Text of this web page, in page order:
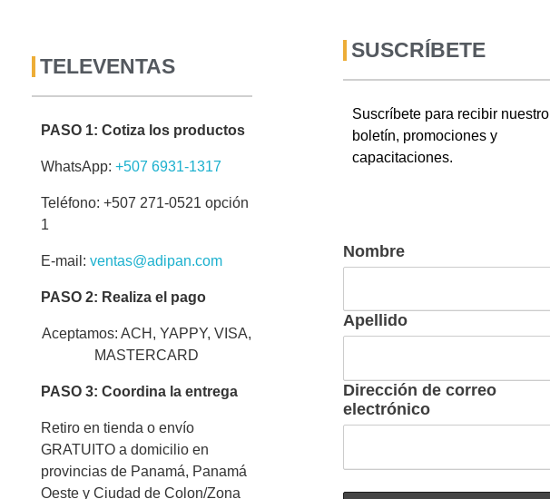
TELEVENTAS
PASO 1: Cotiza los productos
WhatsApp: +507 6931-1317
Teléfono: +507 271-0521 opción
1
E-mail: ventas@adipan.com
PASO 2: Realiza el pago
Aceptamos: ACH, YAPPY, VISA,
MASTERCARD
PASO 3: Coordina la entrega
Retiro en tienda o envío
GRATUITO a domicilio en
provincias de Panamá, Panamá
Oeste y Ciudad de Colon/Zona
SUSCRÍBETE
Suscríbete para recibir nuestro
boletín, promociones y
capacitaciones.
Nombre
Apellido
Dirección de correo
electrónico